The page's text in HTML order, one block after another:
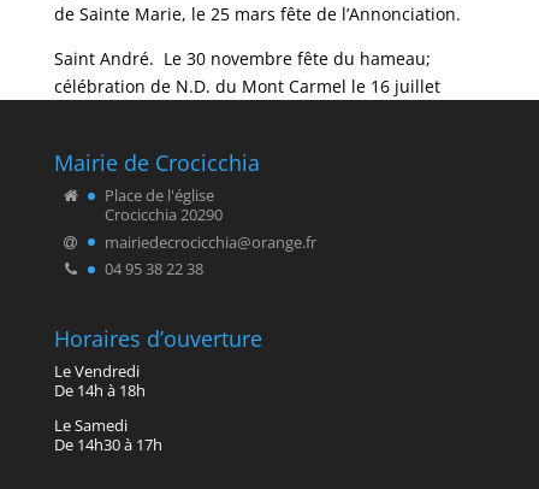
de Sainte Marie, le 25 mars fête de l’Annonciation.
Saint André. Le 30 novembre fête du hameau;
célébration de N.D. du Mont Carmel le 16 juillet
Mairie de Crocicchia
Place de l'église
Crocicchia 20290
mairiedecrocicchia@orange.fr
04 95 38 22 38
Horaires d’ouverture
Le Vendredi
De 14h à 18h
Le Samedi
De 14h30 à 17h